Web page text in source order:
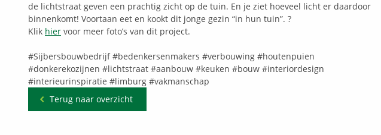
de lichtstraat geven een prachtig zicht op de tuin. En je ziet hoeveel licht er daardoor
binnenkomt! Voortaan eet en kookt dit jonge gezin “in hun tuin”. ?
Klik hier voor meer foto’s van dit project.
#Sijbersbouwbedrijf #bedenkersenmakers #verbouwing #houtenpuien
#donkerekozijnen #lichtstraat #aanbouw #keuken #bouw #interiordesign
#interieurinspiratie #limburg #vakmanschap
Terug naar overzicht